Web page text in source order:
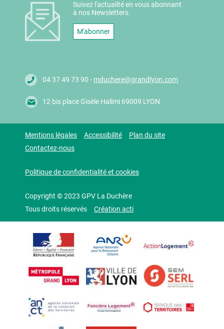
Suivez l'actualité en vous abonnant
à nos Newsletters.
M'abonner
04 37 49 73 90 - mduchere@grandlyon.com
12 bis place Gisèle Halimi 69009 LYON
Mentions légales Accessibilité
Plan du site
Contactez-nous
Politique de confidentialité et cookies
Copyright © 2023 GPV La Duchère
Tous droits réservés
Création acti